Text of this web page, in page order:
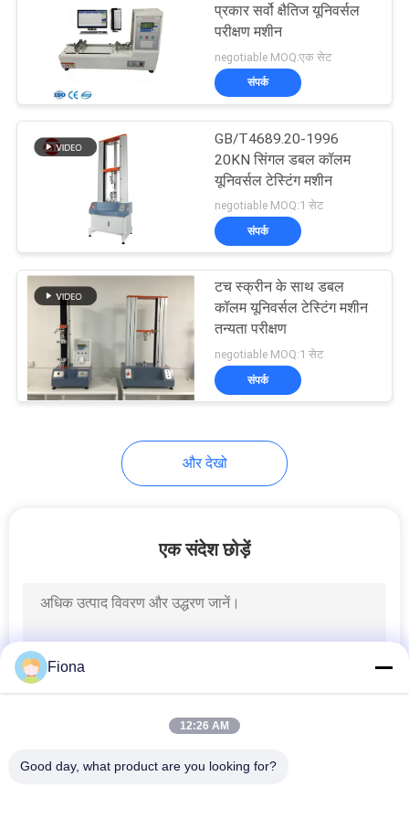
प्रकार सर्वो क्षैतिज यूनिवर्सल
परीक्षण मशीन
negotiable MOQ:एक सेट
संपर्क
GB/T4689.20-1996
20KN सिंगल डबल कॉलम
यूनिवर्सल टेस्टिंग मशीन
negotiable MOQ:1 सेट
संपर्क
टच स्क्रीन के साथ डबल
कॉलम यूनिवर्सल टेस्टिंग मशीन
तन्यता परीक्षण
negotiable MOQ:1 सेट
संपर्क
और देखो
एक संदेश छोड़ें
Fiona
12:26 AM
Good day, what product are you looking for?